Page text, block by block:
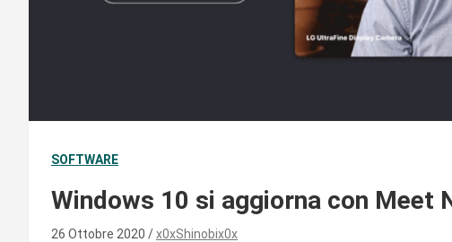
SOFTWARE
Windows 10 si aggiorna con Meet
26 Ottobre 2020 x0xShinobix0x